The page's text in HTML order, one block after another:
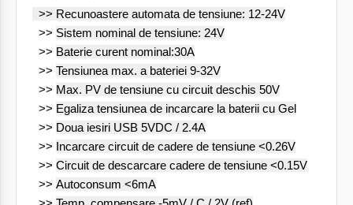
>> Recunoastere automata de tensiune: 12-24V
>> Sistem nominal de tensiune: 24V
>> Baterie curent nominal:30A
>> Tensiunea max. a bateriei 9-32V
>> Max. PV de tensiune cu circuit deschis 50V
>> Egaliza tensiunea de incarcare la baterii cu Gel
>> Doua iesiri USB 5VDC / 2.4A
>> Incarcare circuit de cadere de tensiune <0.26V
>> Circuit de descarcare cadere de tensiune <0.15V
>> Autoconsum <6mA